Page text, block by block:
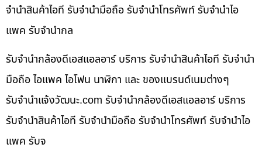
จำนำสินค้าไอที รับจำนำมือถือ รับจำนำโทรศัพท์ รับจำนำไอ
แพค รับจำนำกล
รับจำนำกล้องดีเอสแอลอาร์ บริการ รับจำนำสินค้าไอที รับจำนำ
มือถือ ไอแพค ไอโฟน นาฬิกา และ ของแบรนด์เนมต่างๆ
รับจํานําแจ้งวัฒนะ.com รับจำนำกล้องดีเอสแอลอาร์ บริการ
รับจำนำสินค้าไอที รับจำนำมือถือ รับจำนำโทรศัพท์ รับจำนำไอ
แพค รับจ